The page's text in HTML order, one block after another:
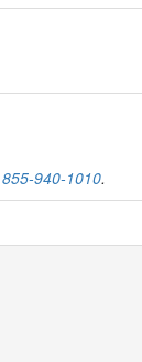
855-940-1010.